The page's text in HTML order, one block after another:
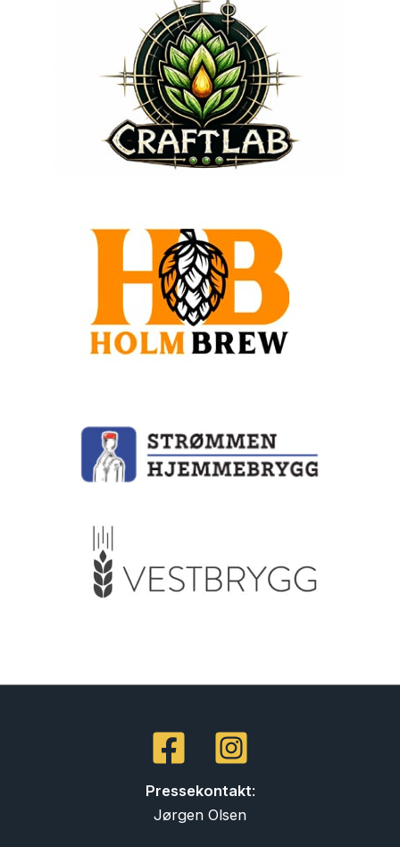
Pressekontakt:
Jørgen Olsen